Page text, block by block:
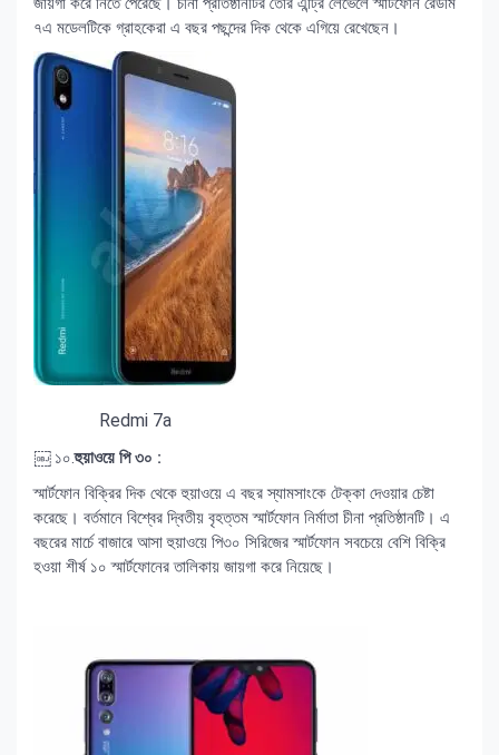
৭এ মডেলটিকে গ্রাহকেরা এ বছর পছন্দের দিক থেকে এগিয়ে রেখেছেন।
Redmi 7a
￼ ১০.হুয়াওয়ে পি ৩০ :
স্মার্টফোন বিক্রির দিক থেকে হুয়াওয়ে এ বছর স্যামসাংকে টেক্কা দেওয়ার চেষ্টা
করেছে। বর্তমানে বিশ্বের দ্বিতীয় বৃহত্তম স্মার্টফোন নির্মাতা চীনা প্রতিষ্ঠানটি। এ
বছরের মার্চে বাজারে আসা হুয়াওয়ে পি৩০ সিরিজের স্মার্টফোন সবচেয়ে বেশি বিক্রি
হওয়া শীর্ষ ১০ স্মার্টফোনের তালিকায় জায়গা করে নিয়েছে।